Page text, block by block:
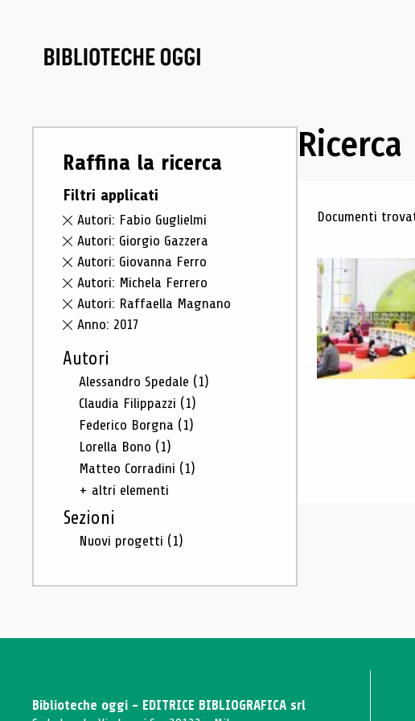
Raffina la ricerca
Filtri applicati
Autori: Fabio Guglielmi
Autori: Giorgio Gazzera
Autori: Giovanna Ferro
Autori: Michela Ferrero
Autori: Raffaella Magnano
Anno: 2017
Autori
Alessandro Spedale (1)
Claudia Filippazzi (1)
Federico Borgna (1)
Lorella Bono (1)
Matteo Corradini (1)
+ altri elementi
Sezioni
Nuovi progetti (1)
Ricerca
Documenti
Biblioteche oggi - EDITRICE BIBLIOGRAFICA srl